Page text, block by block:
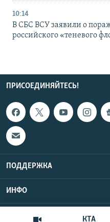
КТА
10:14
В СБС ВСУ заявили о
российского «теневого
ПРИСОЕДИНЯЙТЕСЬ!
ПОДДЕРЖКА
ИНФО
Copyright
UTC+3